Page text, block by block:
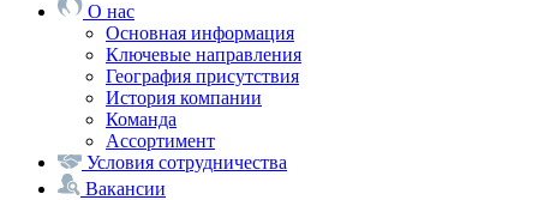
О нас
Основная информация
Ключевые направления
География присутствия
История компании
Команда
Ассортимент
Условия сотрудничества
Вакансии